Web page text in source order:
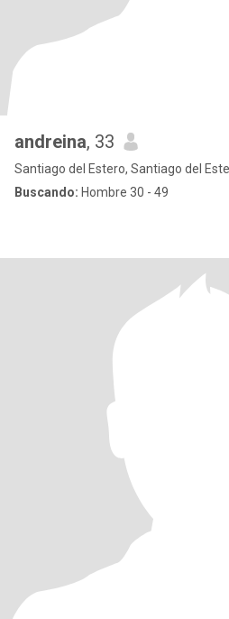
andreina, 33
Santiago del Estero, Santiago del
Buscando: Hombre 30 - 49